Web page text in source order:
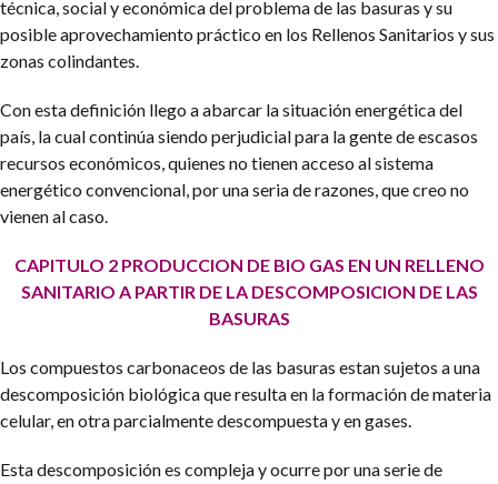
técnica, social y económica del problema de las basuras y su
posible aprovechamiento práctico en los Rellenos Sanitarios y sus
zonas colindantes.
Con esta definición llego a abarcar la situación energética del
país, la cual continúa siendo perjudicial para la gente de escasos
recursos económicos, quienes no tienen acceso al sistema
energético convencional, por una seria de razones, que creo no
vienen al caso.
CAPITULO 2 PRODUCCION DE BIO GAS EN UN RELLENO
SANITARIO A PARTIR DE LA DESCOMPOSICION DE LAS
BASURAS
Los compuestos carbonaceos de las basuras estan sujetos a una
descomposición biológica que resulta en la formación de materia
celular, en otra parcialmente descompuesta y en gases.
Esta descomposición es compleja y ocurre por una serie de